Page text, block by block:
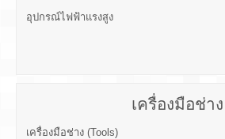
อุปกรณ์ไฟฟ้าแรงสูง
เครื่องมือช่าง
เครื่องมือช่าง (Tools)